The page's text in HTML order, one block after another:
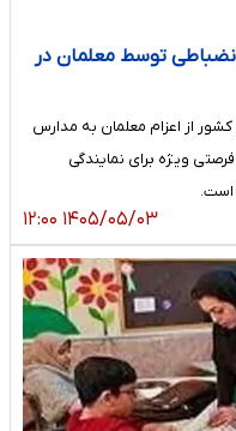
توسط معلمان در
از اعزام معلمان به مدارس
ویژه برای نمایندگی
است.
۱۴۰۵/۰۵/۰۳ ۱۲:۰۰